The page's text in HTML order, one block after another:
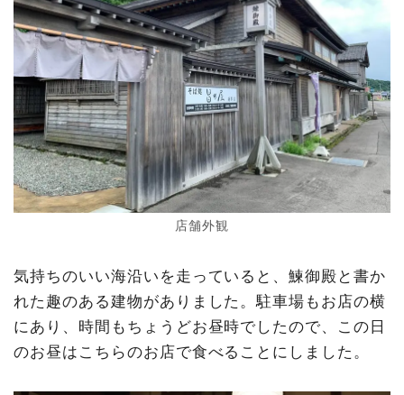
店舗外観
気持ちのいい海沿いを走っていると、鰊御殿と書か
れた趣のある建物がありました。駐車場もお店の横
にあり、時間もちょうどお昼時でしたので、この日
のお昼はこちらのお店で食べることにしました。